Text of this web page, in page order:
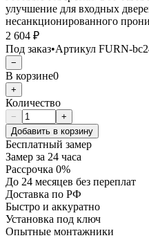
улучшение для входных
несанкционированного
2 604 ₽
Под заказ•Артикул FURN-
−
В корзине0
+
Количество
−
+
Добавить в корзину
Бесплатный замер
Замер за 24 часа
Рассрочка 0%
До 24 месяцев без переплат
Доставка по РФ
Быстро и аккуратно
Установка под ключ
Опытные монтажники